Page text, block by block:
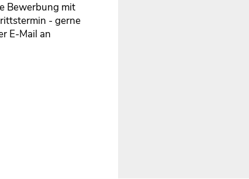
Bewerbung mit
- gerne
E-Mail an